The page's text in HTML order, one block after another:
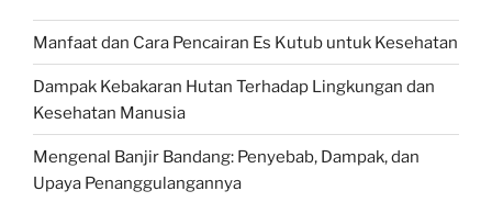
Manfaat dan Cara Pencairan Es Kutub untuk Kesehatan
Dampak Kebakaran Hutan Terhadap Lingkungan dan
Kesehatan Manusia
Mengenal Banjir Bandang: Penyebab, Dampak, dan
Upaya Penanggulangannya